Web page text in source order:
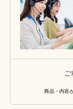
ご
商品・内容